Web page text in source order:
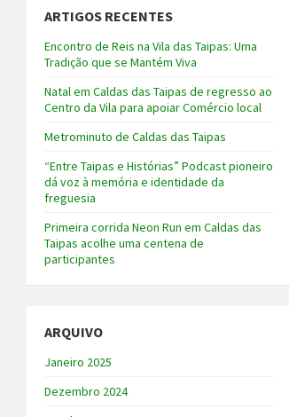
ARTIGOS RECENTES
Encontro de Reis na Vila das Taipas: Uma
Tradição que se Mantém Viva
Natal em Caldas das Taipas de regresso ao
Centro da Vila para apoiar Comércio local
Metrominuto de Caldas das Taipas
“Entre Taipas e Histórias” Podcast pioneiro
dá voz à memória e identidade da
freguesia
Primeira corrida Neon Run em Caldas das
Taipas acolhe uma centena de
participantes
ARQUIVO
Janeiro 2025
Dezembro 2024